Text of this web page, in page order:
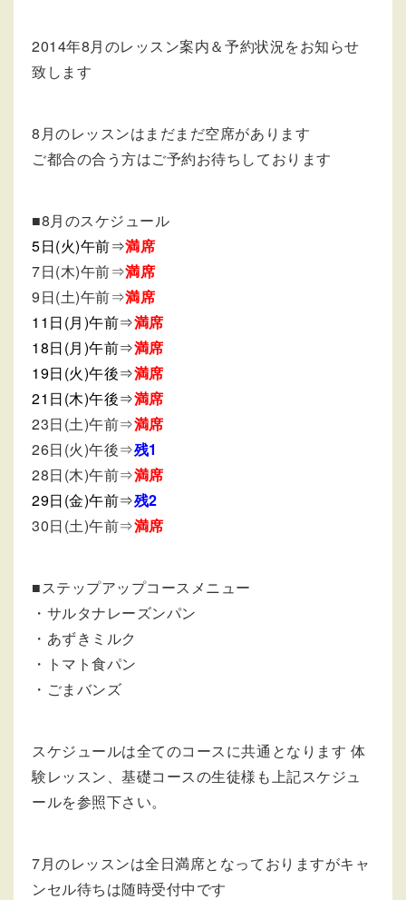
2014年8月のレッスン案内＆予約状況をお知らせ
致します
8月のレッスンはまだまだ空席があります
ご都合の合う方はご予約お待ちしております
■8月のスケジュール
5日(火)午前⇒満席
7日(木)午前⇒満席
9日(土)午前⇒満席
11日(月)午前⇒満席
18日(月)午前⇒満席
19日(火)午後⇒満席
21日(木)午後⇒満席
23日(土)午前⇒満席
26日(火)午後⇒残1
28日(木)午前⇒満席
29日(金)午前⇒残2
30日(土)午前⇒満席
■ステップアップコースメニュー
・サルタナレーズンパン
・あずきミルク
・トマト食パン
・ごまバンズ
スケジュールは全てのコースに共通となります 体
験レッスン、基礎コースの生徒様も上記スケジュ
ールを参照下さい。
7月のレッスンは全日満席となっておりますがキャ
ンセル待ちは随時受付中です